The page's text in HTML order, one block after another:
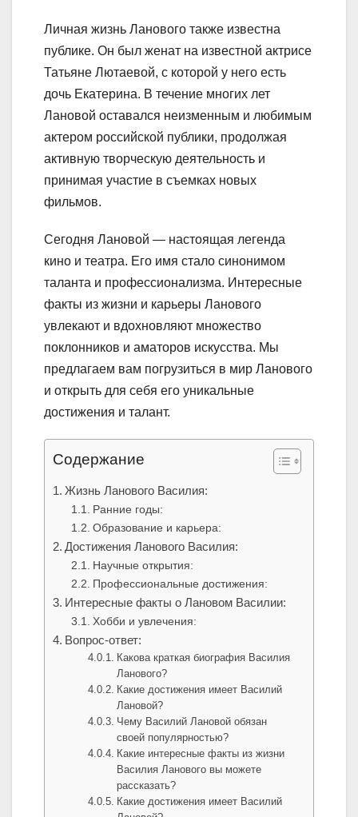
Личная жизнь Ланового также известна
публике. Он был женат на известной актрисе
Татьяне Лютаевой, с которой у него есть
дочь Екатерина. В течение многих лет
Лановой оставался неизменным и любимым
актером российской публики, продолжая
активную творческую деятельность и
принимая участие в съемках новых
фильмов.
Сегодня Лановой — настоящая легенда
кино и театра. Его имя стало синонимом
таланта и профессионализма. Интересные
факты из жизни и карьеры Ланового
увлекают и вдохновляют множество
поклонников и аматоров искусства. Мы
предлагаем вам погрузиться в мир Ланового
и открыть для себя его уникальные
достижения и талант.
Содержание
Жизнь Ланового Василия:
Ранние годы:
Образование и карьера:
Достижения Ланового Василия:
Научные открытия:
Профессиональные достижения:
Интересные факты о Лановом Василии:
Хобби и увлечения:
Вопрос-ответ:
Какова краткая биография Василия
Ланового?
Какие достижения имеет Василий
Лановой?
Чему Василий Лановой обязан
своей популярностью?
Какие интересные факты из жизни
Василия Ланового вы можете
рассказать?
Какие достижения имеет Василий